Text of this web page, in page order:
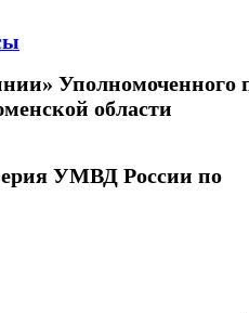
Уполномоченного
области
УМВД России по